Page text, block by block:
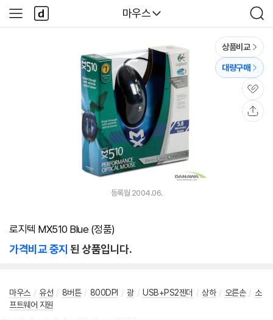
다나와
마우스
검
색
사
이
다
나
와
상품비교
대량구매
관
심
등록월 2004.06.
로지텍 MX510 Blue (정품)
가격비교 중지 된 상품입니다.
마우스 / 유선 / 8버튼 / 800DPI / 광 / USB+PS2젠더 / 상하 / 오른손 / 소
프트웨어 지원